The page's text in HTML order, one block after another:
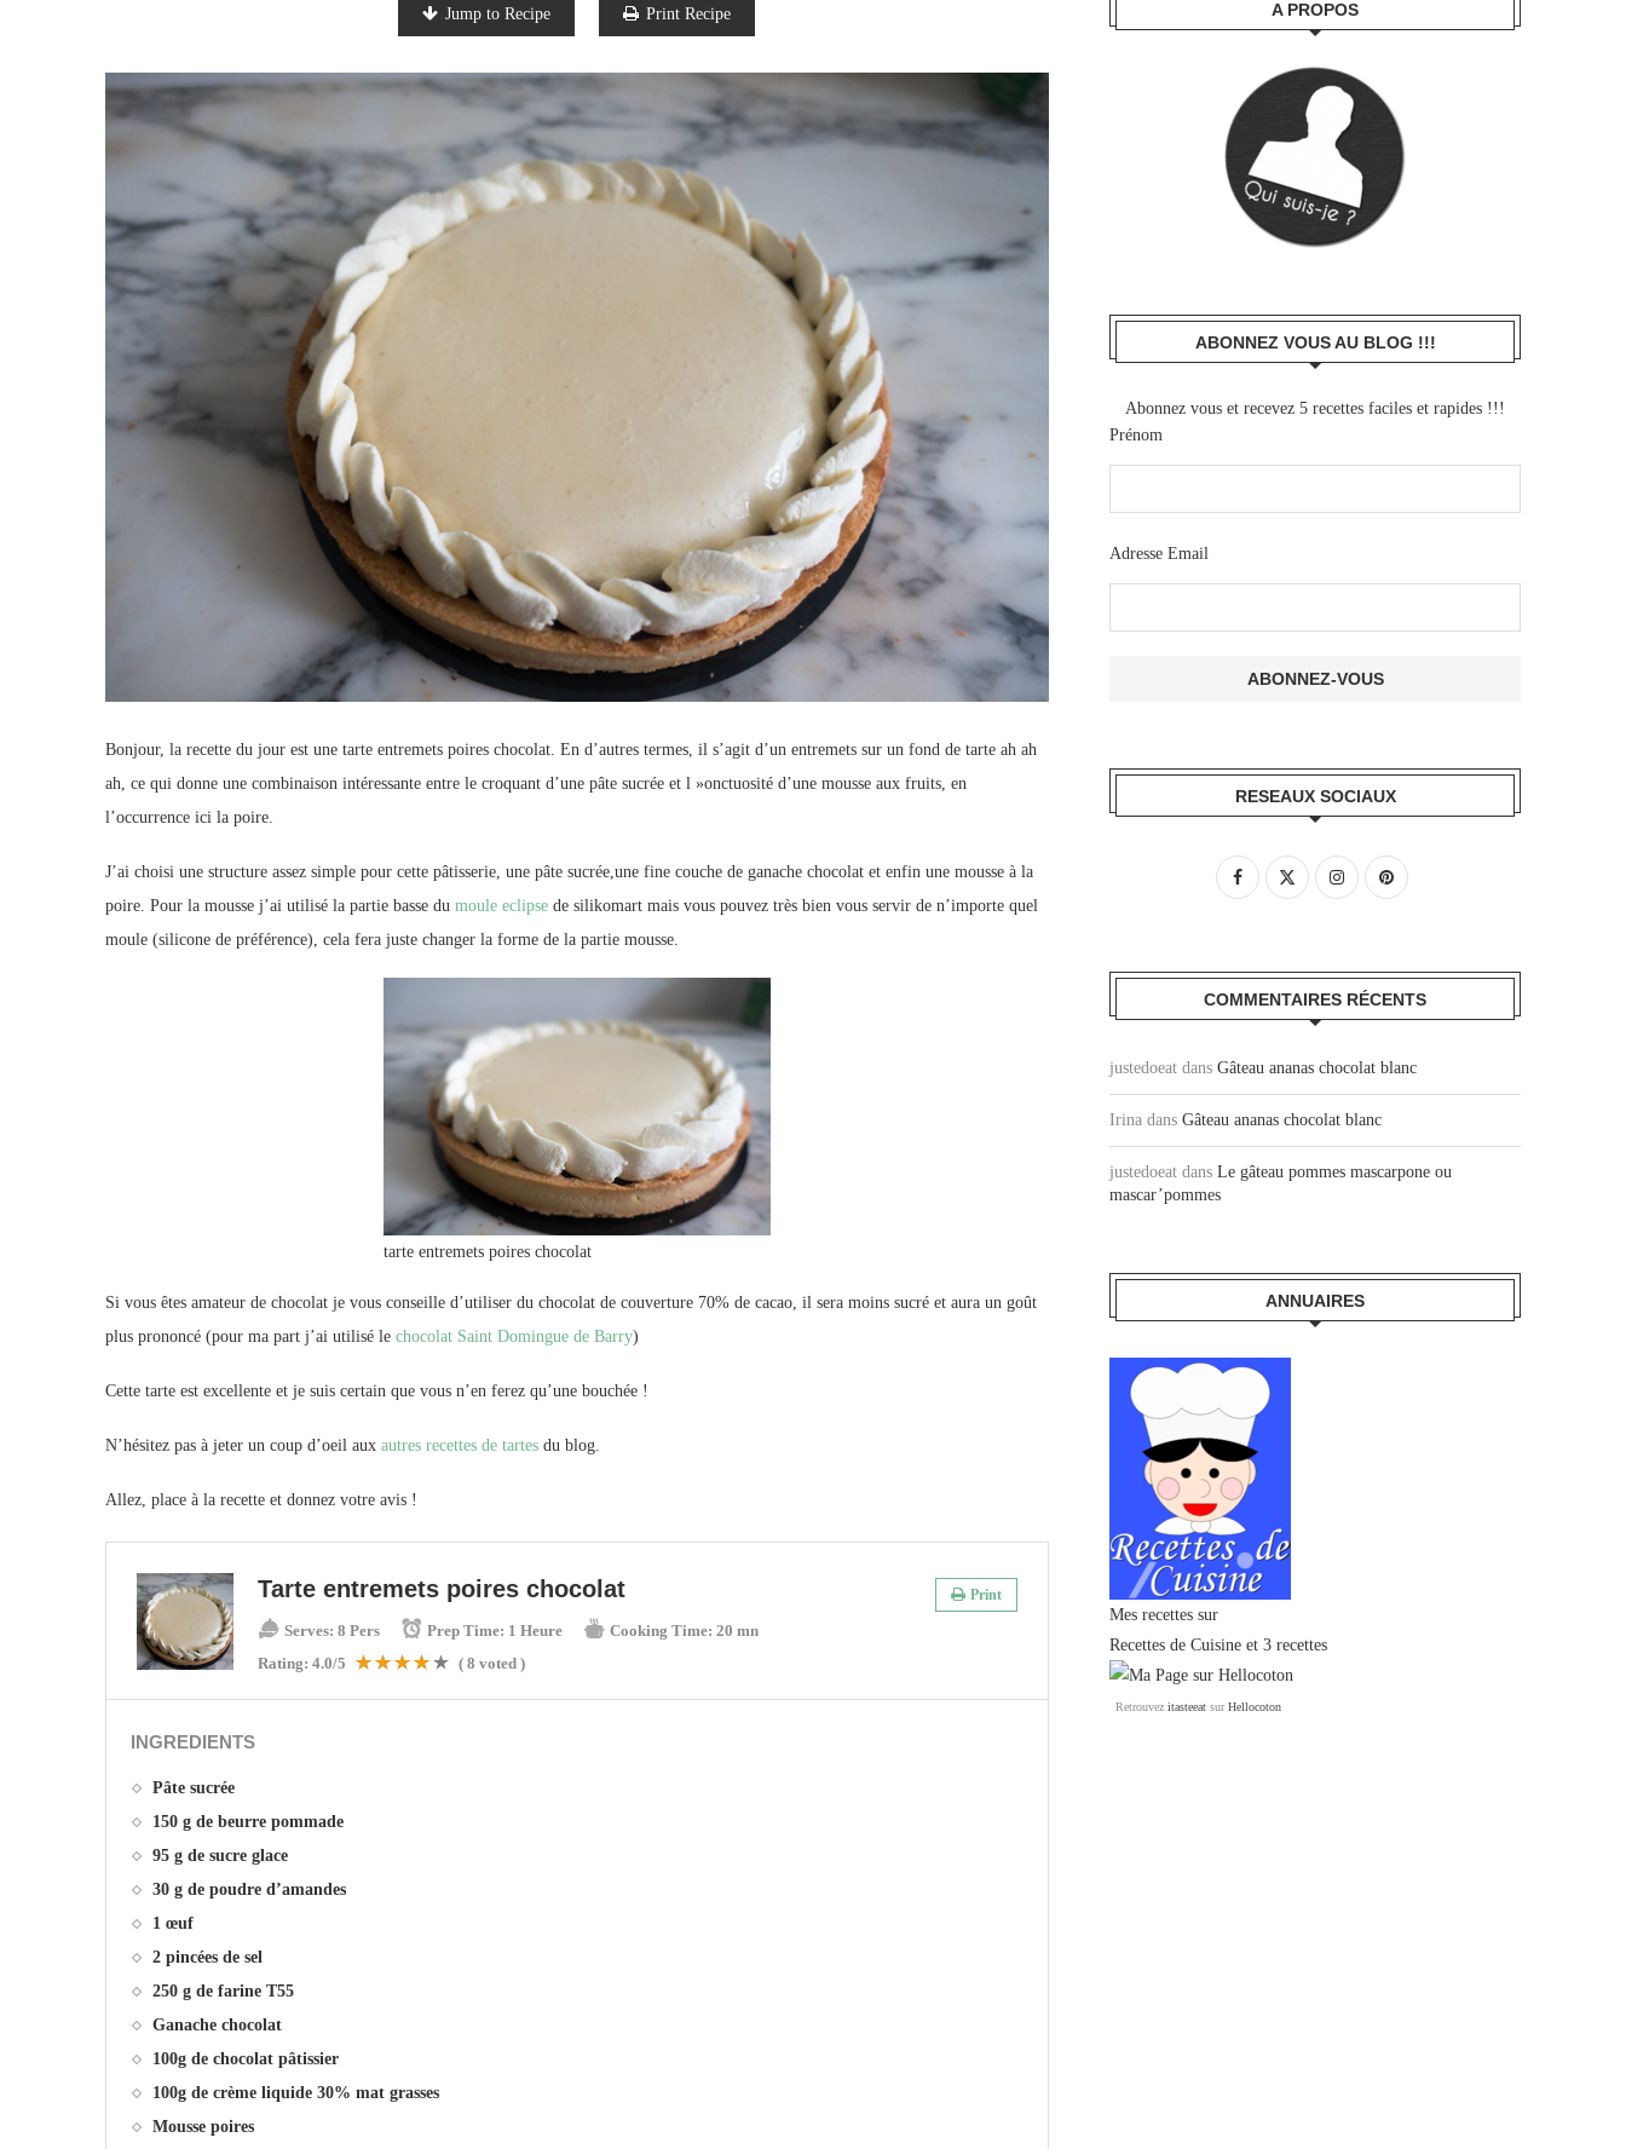
Jump to Recipe Print Recipe
Bonjour, la recette du jour est une tarte entremets poires chocolat. En d’autres termes, il s’agit d’un entremets sur un fond de tarte ah ah
ah, ce qui donne une combinaison intéressante entre le croquant d’une pâte sucrée et l »onctuosité d’une mousse aux fruits, en
l’occurrence ici la poire.
J’ai choisi une structure assez simple pour cette pâtisserie, une pâte sucrée,une fine couche de ganache chocolat et enfin une mousse à la
poire. Pour la mousse j’ai utilisé la partie basse du moule eclipse de silikomart mais vous pouvez très bien vous servir de n’importe quel
moule (silicone de préférence), cela fera juste changer la forme de la partie mousse.
tarte entremets poires chocolat
Si vous êtes amateur de chocolat je vous conseille d’utiliser du chocolat de couverture 70% de cacao, il sera moins sucré et aura un goût
plus prononcé (pour ma part j’ai utilisé le chocolat Saint Domingue de Barry)
Cette tarte est excellente et je suis certain que vous n’en ferez qu’une bouchée !
N’hésitez pas à jeter un coup d’oeil aux autres recettes de tartes du blog.
Allez, place à la recette et donnez votre avis !
Tarte entremets poires chocolat Print
Serves: 8 Pers Prep Time: 1 Heure Cooking Time: 20 mn
Rating: 4.0/5 ( 8 voted )
INGREDIENTS
Pâte sucrée
150 g de beurre pommade
95 g de sucre glace
30 g de poudre d’amandes
1 œuf
2 pincées de sel
250 g de farine T55
Ganache chocolat
100g de chocolat pâtissier
100g de crème liquide 30% mat grasses
Mousse poires
A PROPOS
ABONNEZ VOUS AU BLOG !!!
Abonnez vous et recevez 5 recettes faciles et rapides !!!
Prénom
Adresse Email
RESEAUX SOCIAUX
COMMENTAIRES RÉCENTS
justedoeat dans Gâteau ananas chocolat blanc
Irina dans Gâteau ananas chocolat blanc
justedoeat dans Le gâteau pommes mascarpone ou
mascar’pommes
ANNUAIRES
Mes recettes sur
Recettes de Cuisine et 3 recettes
Retrouvez itasteeat surHellocoton